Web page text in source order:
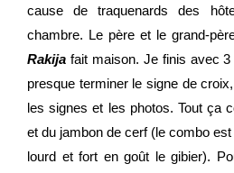
cause de traquenards des
chambre. Le père et le grand-
Rakija fait maison. Je finis avec
presque terminer le signe de
les signes et les photos. Tout ça
et du jambon de cerf (le combo
lourd et fort en goût le gibier).